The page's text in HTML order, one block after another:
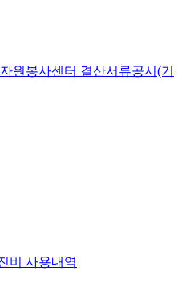
원봉사센터 결산서류공시(기
비 사용내역